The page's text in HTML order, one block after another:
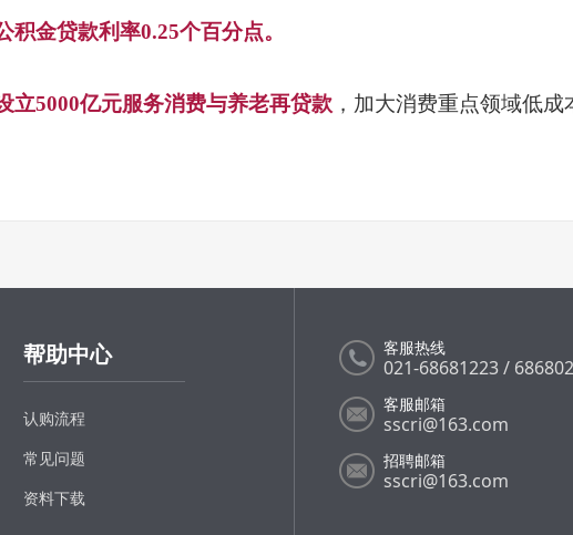
积金贷款利率0.25个百分点。
立5000亿元服务消费与养老再贷款 ，加大消费重点领域低成
帮助中心
认购流程
常见问题
资料下载
客服热线
021-68681223 /
客服邮箱
sscri@163.com
招聘邮箱
sscri@163.com